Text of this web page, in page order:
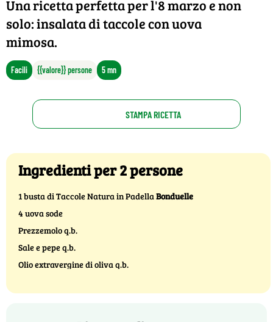
Una ricetta perfetta per l'8 marzo e non
solo: insalata di taccole con uova
mimosa.
Facili {{valore}} persone 5 mn
STAMPA RICETTA
Ingredienti per 2 persone
1 busta di Taccole Natura in PadellaBonduelle
4 uova sode
Prezzemolo q.b.
Sale e pepe q.b.
Olio extravergine di oliva q.b.